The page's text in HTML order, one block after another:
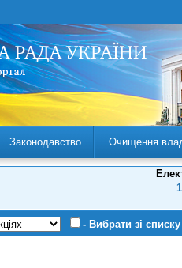
Законодавство Очищення
- Вибрати зі списку